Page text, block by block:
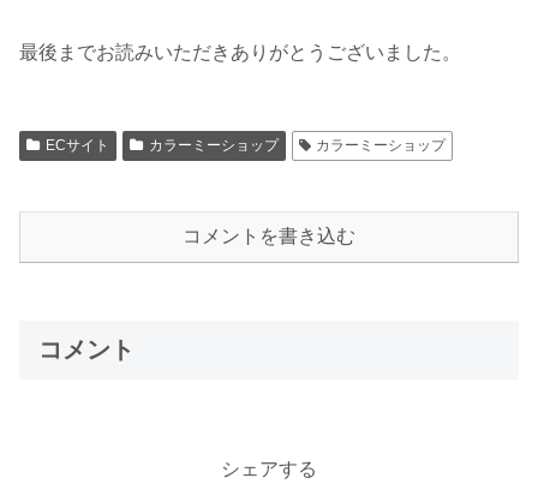
最後までお読みいただきありがとうございました。
ECサイト カラーミーショップ カラーミーショップ
コメント
コメントを書き込む
シェアする